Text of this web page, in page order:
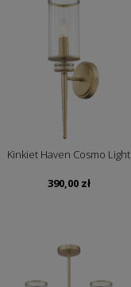
Kinkiet Haven Cosmo Light
390,00 zł